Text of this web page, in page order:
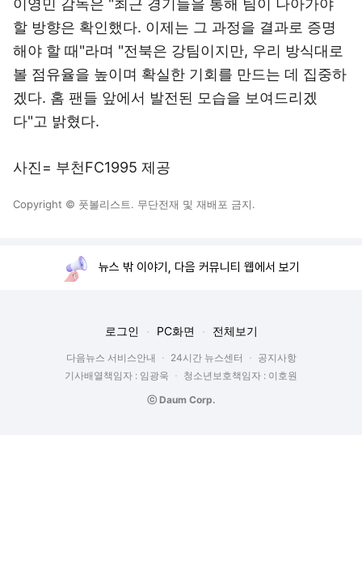
이영민 감독은 "최근 경기들을 통해 팀이 나아가야
할 방향은 확인했다. 이제는 그 과정을 결과로 증명
해야 할 때"라며 "전북은 강팀이지만, 우리 방식대로
볼 점유율을 높이며 확실한 기회를 만드는 데 집중하
겠다. 홈 팬들 앞에서 발전된 모습을 보여드리겠
다"고 밝혔다.
사진= 부천FC1995 제공
Copyright © 풋볼리스트. 무단전재 및 재배포 금지.
뉴스 밖 이야기, 다음 커뮤니티 웹에서 보기
로그인 PC화면 전체보기
다음뉴스 서비스안내 24시간 뉴스센터
공지사항
기사배열책임자 : 임광욱
청소년보호책임자 : 이호원
ⓒ Daum Corp.